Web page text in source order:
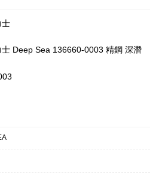
士
士 Deep Sea 136660-0003 精鋼 深潛